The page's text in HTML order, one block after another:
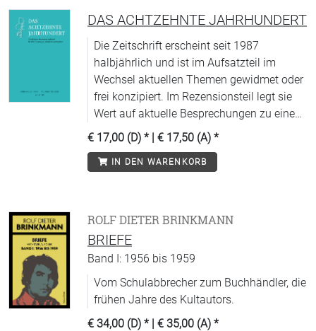
DAS ACHTZEHNTE JAHRHUNDERT
Die Zeitschrift erscheint seit 1987
halbjährlich und ist im Aufsatzteil im
Wechsel aktuellen Themen gewidmet oder
frei konzipiert. Im Rezensionsteil legt sie
Wert auf aktuelle Besprechungen zu einem
weit gefächerten Spektrum von thematisch
repräsentativen und methodologisch
aufschlussreichen Fachpublikationen.
aus allen Fachrichtungen.
€ 17,00 (D) * | € 17,50 (A) *
IN DEN WARENKORB
ROLF DIETER BRINKMANN
BRIEFE
Band I: 1956 bis 1959
Vom Schulabbrecher zum Buchhändler, die
frühen Jahre des Kultautors.
€ 34,00 (D) * | € 35,00 (A) *